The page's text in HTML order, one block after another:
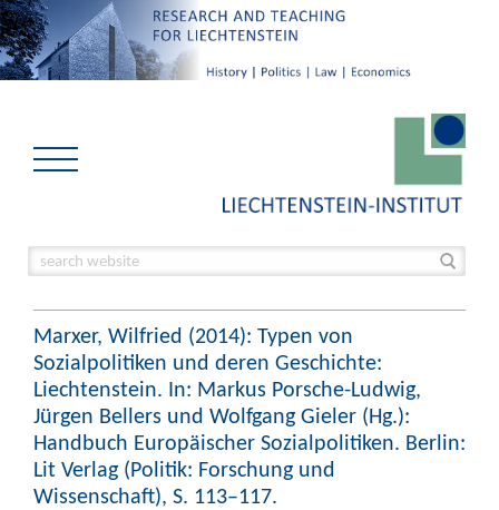
Marxer, Wilfried (2014): Typen von
Sozialpolitiken und deren Geschichte:
Liechtenstein. In: Markus Porsche-Ludwig,
Jürgen Bellers und Wolfgang Gieler (Hg.):
Handbuch Europäischer Sozialpolitiken. Berlin:
Lit Verlag (Politik: Forschung und
Wissenschaft), S. 113–117.